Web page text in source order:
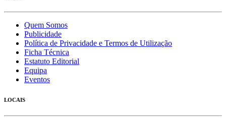
Quem Somos
Publicidade
Política de Privacidade e Termos de Utilização
Ficha Técnica
Estatuto Editorial
Equipa
Eventos
LOCAIS